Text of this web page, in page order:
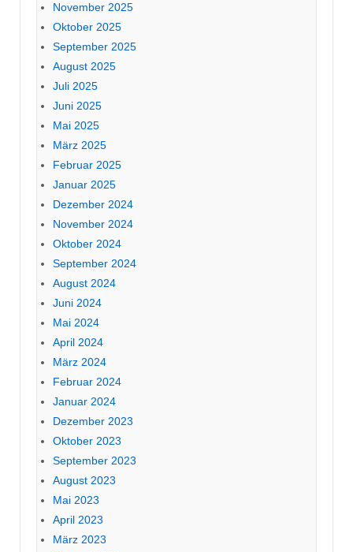
November 2025
Oktober 2025
September 2025
August 2025
Juli 2025
Juni 2025
Mai 2025
März 2025
Februar 2025
Januar 2025
Dezember 2024
November 2024
Oktober 2024
September 2024
August 2024
Juni 2024
Mai 2024
April 2024
März 2024
Februar 2024
Januar 2024
Dezember 2023
Oktober 2023
September 2023
August 2023
Mai 2023
April 2023
März 2023